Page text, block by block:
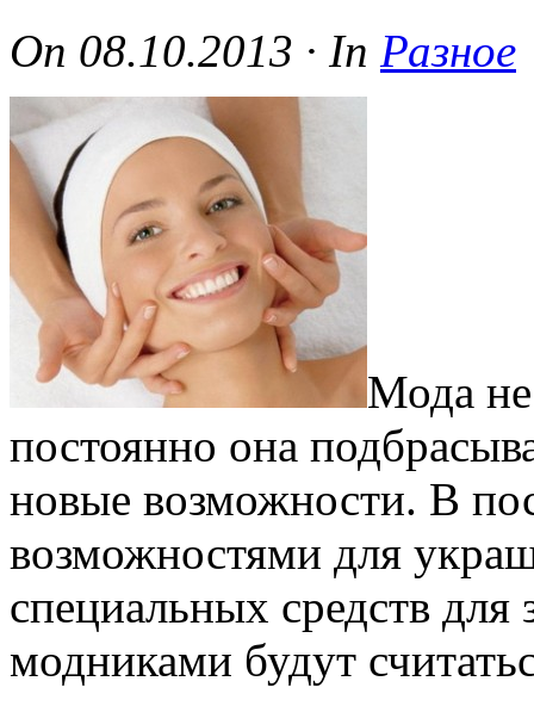
On 08.10.2013 · In Разное
Мода не
постоянно она
новые возможности. В
возможностями для
специальных средств для
модниками будут